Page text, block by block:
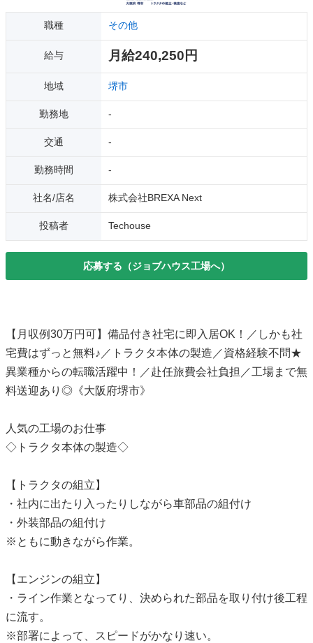
職種 その他
給与 月給240,250円
地域 堺市
勤務地 -
交通 -
勤務時間 -
社名/店名 株式会社BREXA Next
投稿者 Techouse
応募する（ジョブハウス工場へ）
【月収例30万円可】備品付き社宅に即入居OK！／しかも社
宅費はずっと無料♪／トラクタ本体の製造／資格経験不問★
異業種からの転職活躍中！／赴任旅費会社負担／工場まで無
料送迎あり◎《大阪府堺市》
人気の工場のお仕事
◇トラクタ本体の製造◇
【トラクタの組立】
・社内に出たり入ったりしながら車部品の組付け
・外装部品の組付け
※ともに動きながら作業。
【エンジンの組立】
・ライン作業となってり、決められた部品を取り付け後工程
に流す。
※部署によって、スピードがかなり速い。